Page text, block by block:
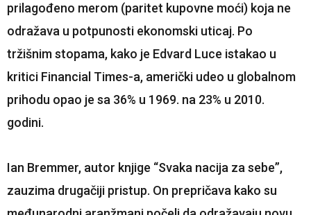
prilagođeno merom (paritet kupovne moći) koja ne
odražava u potpunosti ekonomski uticaj. Po
tržišnim stopama, kako je Edvard Luce istakao u
kritici Financial Times-a, američki udeo u globalnom
prihodu opao je sa 36% u 1969. na 23% u 2010.
godini.
Ian Bremmer, autor knjige “Svaka nacija za sebe”,
zauzima drugačiji pristup. On prepričava kako su